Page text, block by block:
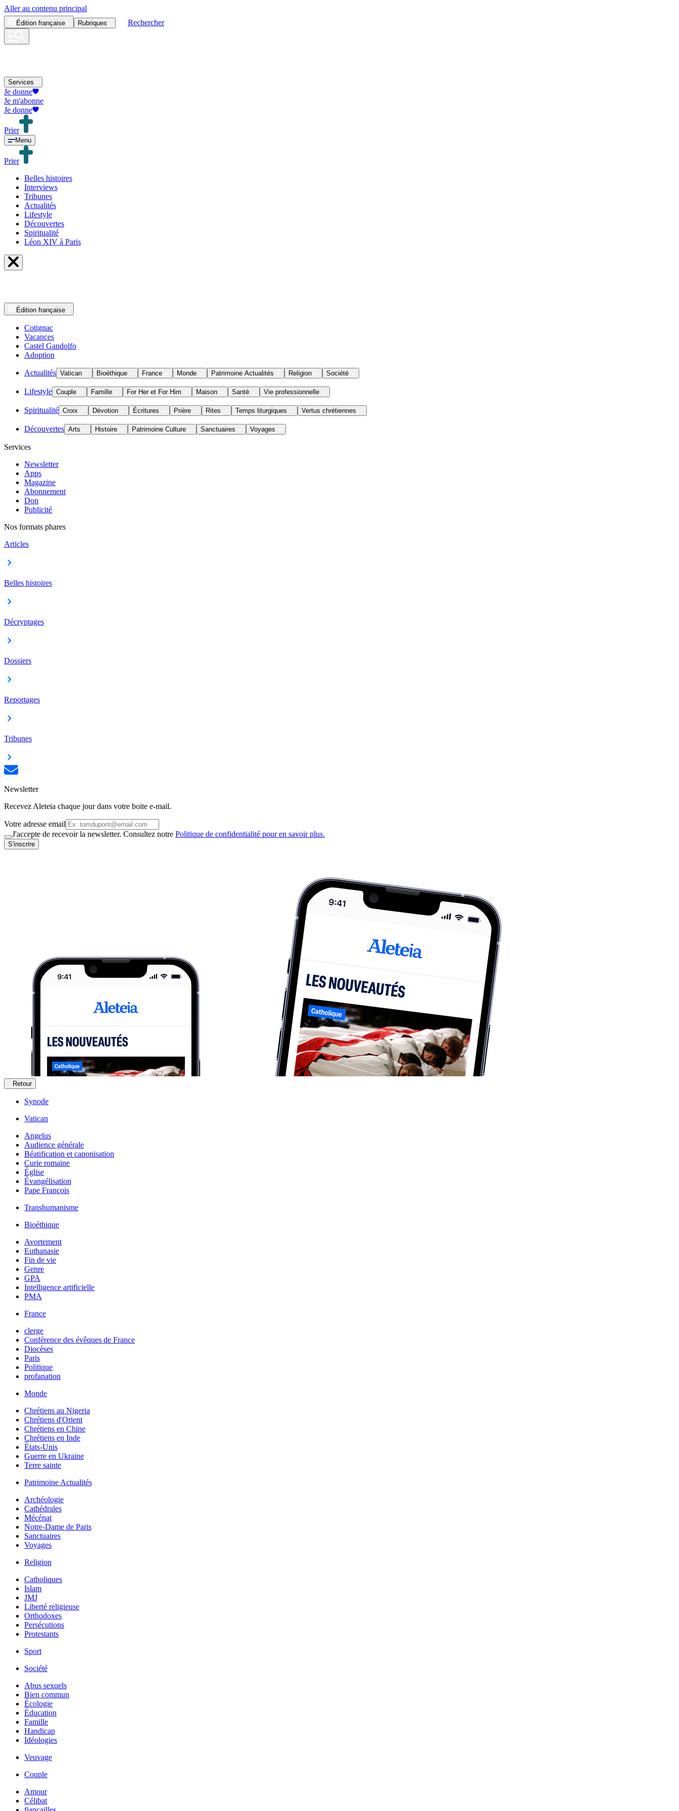
Aller au contenu principal
Édition française Rubriques Rechercher
Services
Je donne
Je m'abonne
Je donne
Prier
Menu
Prier
Belles histoires
Interviews
Tribunes
Actualités
Lifestyle
Découvertes
Spiritualité
Léon XIV à Paris
Édition française
Cotignac
Vacances
Castel Gandolfo
Adoption
Actualités Vatican Bioéthique France Monde Patrimoine Actualités Religion Société
Lifestyle Couple Famille For Her et For Him Maison Santé Vie professionnelle
Spiritualité Croix Dévotion Écritures Prière Rites Temps liturgiques Vertus chrétiennes
Découvertes Arts Histoire Patrimoine Culture Sanctuaires Voyages
Services
Newsletter
Apps
Magazine
Abonnement
Don
Publicité
Nos formats phares
Articles
Belles histoires
Décryptages
Dossiers
Reportages
Tribunes
Newsletter
Recevez Aleteia chaque jour dans votre boite e-mail.
Votre adresse email
J'accepte de recevoir la newsletter. Consultez notre Politique de confidentialité pour en savoir plus.
S'inscrire
Retour
Synode
Vatican
Angelus
Audience générale
Béatification et canonisation
Curie romaine
Église
Évangélisation
Pape François
Transhumanisme
Bioéthique
Avortement
Euthanasie
Fin de vie
Genre
GPA
Intelligence artificielle
PMA
France
clerge
Conférence des évêques de France
Diocèses
Paris
Politique
profanation
Monde
Chrétiens au Nigeria
Chrétiens d'Orient
Chrétiens en Chine
Chrétiens en Inde
États-Unis
Guerre en Ukraine
Terre sainte
Patrimoine Actualités
Archéologie
Cathédrales
Mécénat
Notre-Dame de Paris
Sanctuaires
Voyages
Religion
Catholiques
Islam
JMJ
Liberté religieuse
Orthodoxes
Persécutions
Protestants
Sport
Société
Abus sexuels
Bien commun
Écologie
Éducation
Famille
Handicap
Idéologies
Veuvage
Couple
Amour
Célibat